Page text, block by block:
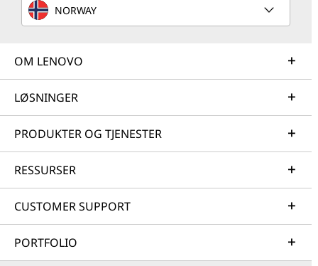
NORWAY
OM LENOVO
LØSNINGER
PRODUKTER OG TJENESTER
RESSURSER
CUSTOMER SUPPORT
PORTFOLIO